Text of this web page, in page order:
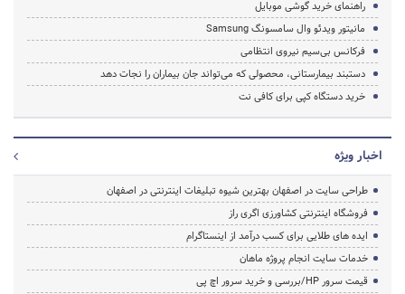
راهنمای خرید گوشی موبایل
مانیتور ویدئو وال سامسونگ Samsung
فرکانس بی‌سیم نیروی انتظامی
دستبند بیمارستانی، محصولی که می‌تواند جان بیماران را نجات دهد
خرید دستگاه کپی برای کافی نت
اخبار ویژه
طراحی سایت در اصفهان بهترین شیوه تبلیغات اینترنتی در اصفهان
فروشگاه اینترنتی کشاورزی اگری راز
ایده های طلایی برای کسب درآمد از اینستاگرام
خدمات سایت انجام پروژه ماهان
قیمت سرور HP/بررسی و خرید سرور اچ پی